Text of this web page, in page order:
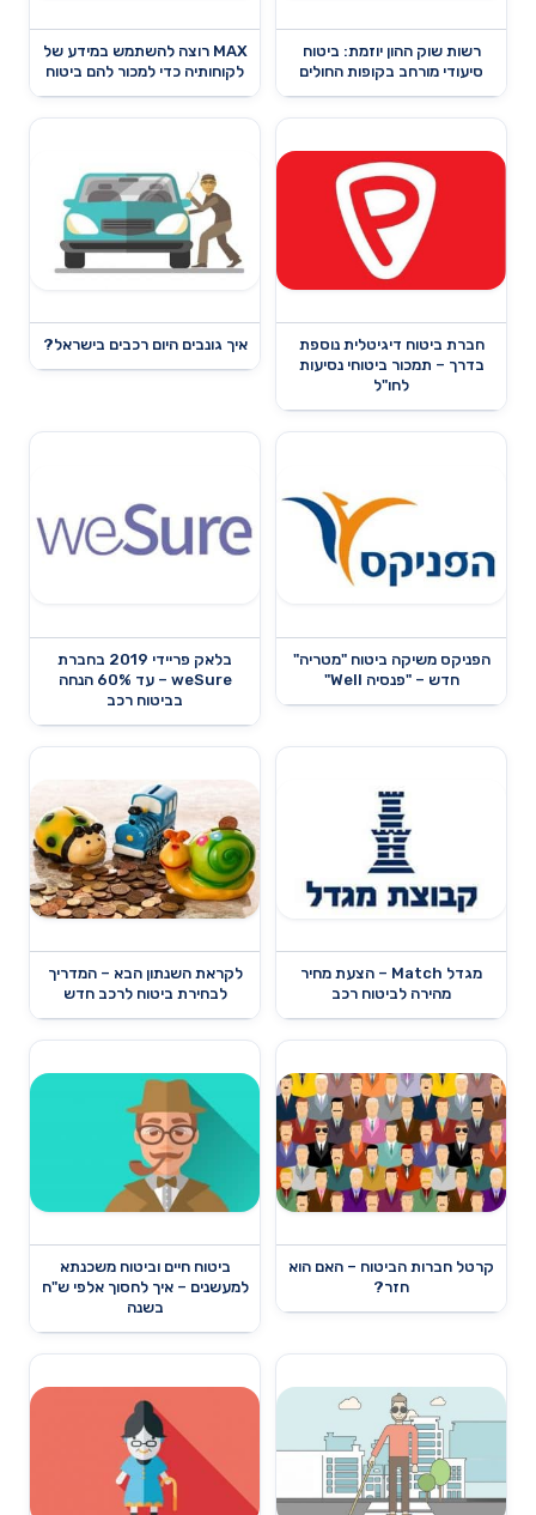
רשות שוק ההון יוזמת: ביטוח
סיעודי מורחב בקופות החולים
MAX רוצה להשתמש במידע של
לקוחותיה כדי למכור להם ביטוח
חברת ביטוח דיגיטלית נוספת
בדרך – תמכור ביטוחי נסיעות
לחו"ל
איך גונבים היום רכבים בישראל?
הפניקס משיקה ביטוח "מטריה"
חדש – "פנסיה Well"
בלאק פריידי 2019 בחברת
weSure – עד 60% הנחה
בביטוח רכב
מגדל Match – הצעת מחיר
מהירה לביטוח רכב
לקראת השנתון הבא – המדריך
לבחירת ביטוח לרכב חדש
קרטל חברות הביטוח – האם הוא
חזר?
ביטוח חיים וביטוח משכנתא
למעשנים – איך לחסוך אלפי ש"ח
בשנה